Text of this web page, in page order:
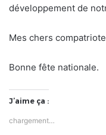
développement de
Mes chers
Bonne fête nationale.
J’aime ça :
chargement…